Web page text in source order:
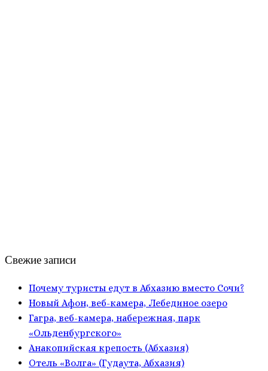
Свежие записи
Почему туристы едут в Абхазию вместо Сочи?
Новый Афон, веб-камера, Лебединое озеро
Гагра, веб-камера, набережная, парк
«Ольденбургского»
Анакопийская крепость (Абхазия)
Отель «Волга» (Гудаута, Абхазия)